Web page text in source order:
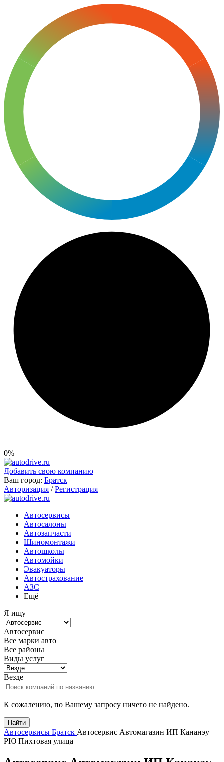
0%
Добавить свою компанию
Ваш город: Братск
Авторизация / Регистрация
Автосервисы
Автосалоны
Автозапчасти
Шиномонтажи
Автошколы
Автомойки
Эвакуаторы
Автострахование
АЗС
Ещё
Я ищу
Автосервис
Все марки авто
Все районы
Виды услуг
Везде
К сожалению, по Вашему запросу ничего не найдено.
Найти
Автосервисы Братск Автосервис Автомагазин ИП Кананэу
РЮ Пихтовая улица